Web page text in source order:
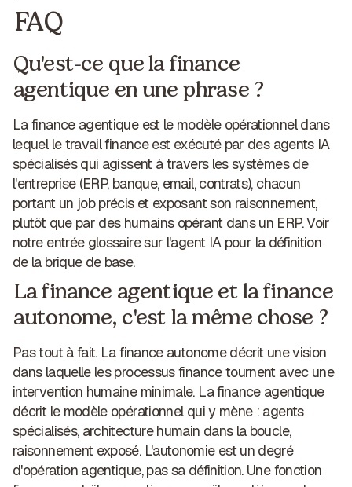
FAQ
Qu'est-ce que la finance
agentique en une phrase ?
La finance agentique est le modèle opérationnel dans
lequel le travail finance est exécuté par des agents IA
spécialisés qui agissent à travers les systèmes de
l'entreprise (ERP, banque, email, contrats), chacun
portant un job précis et exposant son raisonnement,
plutôt que par des humains opérant dans un ERP. Voir
notre entrée glossaire sur l'agent IApour la définition
de la brique de base.
La finance agentique et la finance
autonome, c'est la même chose ?
Pas tout à fait. La finance autonome décrit une vision
dans laquelle les processus finance tournent avec une
intervention humaine minimale. La finance agentique
décrit le modèle opérationnel qui y mène : agents
spécialisés, architecture humain dans la boucle,
raisonnement exposé. L'autonomie est un degré
d'opération agentique, pas sa définition. Une fonction